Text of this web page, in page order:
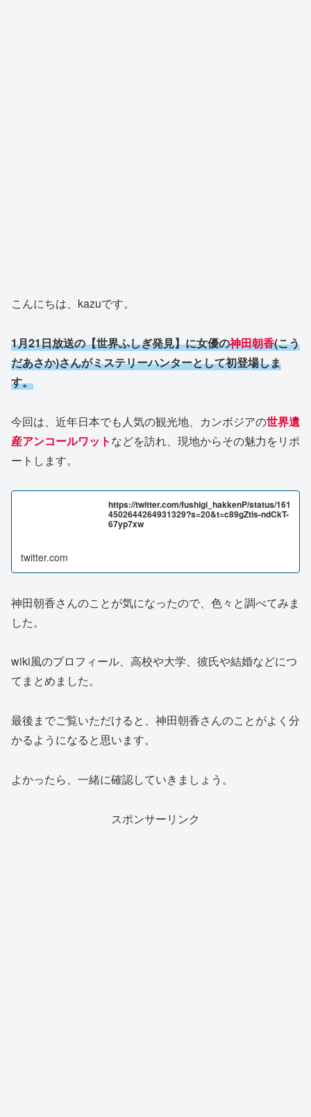
こんにちは、kazuです。
1月21日放送の【世界ふしぎ発見】に女優の神田朝香(こう
だあさか)さんがミステリーハンターとして初登場しま
す。
今回は、近年日本でも人気の観光地、カンボジアの世界遺
産アンコールワットなどを訪れ、現地からその魅力をリポ
ートします。
https://twitter.com/fushigi_hakkenP/status/161
4502644264931329?s=20&t=c89gZtis-ndCkT-
67yp7xw
twitter.com
神田朝香さんのことが気になったので、色々と調べてみま
した。
wiki風のプロフィール、高校や大学、彼氏や結婚などにつ
てまとめました。
最後までご覧いただけると、神田朝香さんのことがよく分
かるようになると思います。
よかったら、一緒に確認していきましょう。
スポンサーリンク